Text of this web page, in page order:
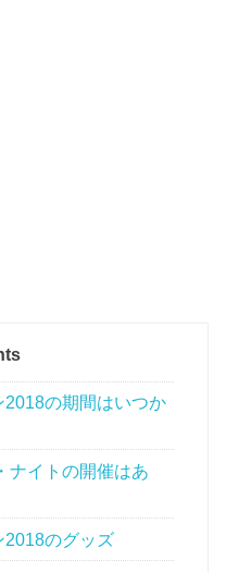
の期間はいつか
ナイトの開催はあ
2018のグッズ